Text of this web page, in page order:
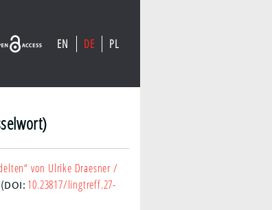
EN DE PL
von Ulrike Draesner/
(DOI: 10.23817/lingtreff.27-